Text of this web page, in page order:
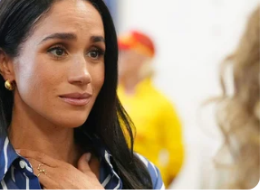
часів керівництва прокуратурою
Виноградівського районів Жилкіним
на конфлікті інтересів, адже
Жилкін — працює
а тому їм удвох вдавалося
на ”зливі” кримінальних справ.
Жилкіна щодо його підлеглих,